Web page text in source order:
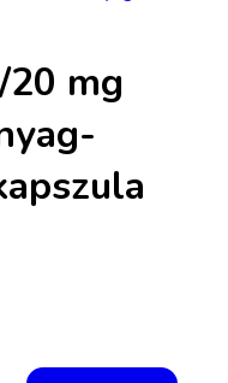
mg